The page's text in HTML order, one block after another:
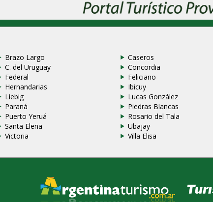
Brazo Largo Caseros
C. del Uruguay Concordia
Federal Feliciano
Hernandarias Ibicuy
Liebig Lucas González
Paraná Piedras Blancas
Puerto Yeruá Rosario del Tala
Santa Elena Ubajay
Victoria Villa Elisa